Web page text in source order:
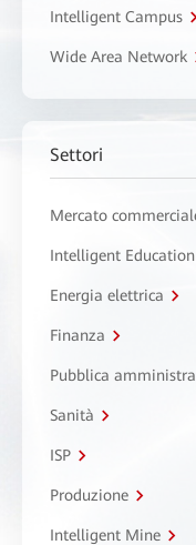
Intelligent Campus
Wide Area Network
Settori
Mercato
Intelligent Education
Energia elettrica
Finanza
Pubblica
Sanità
ISP
Produzione
Intelligent Mine